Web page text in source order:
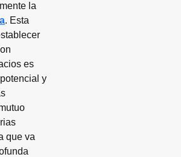
la
. Esta
es
y
que va